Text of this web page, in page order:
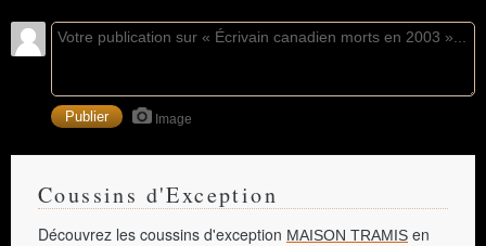
Image
Coussins d'Exception
Découvrez les coussins d'exception MAISON TRAMIS en